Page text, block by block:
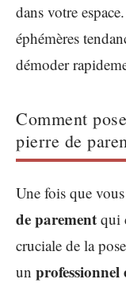
dans votre
éphémères
démoder
Comment
pierre de
Une fois que
de parement qui
cruciale de la
un professionnel